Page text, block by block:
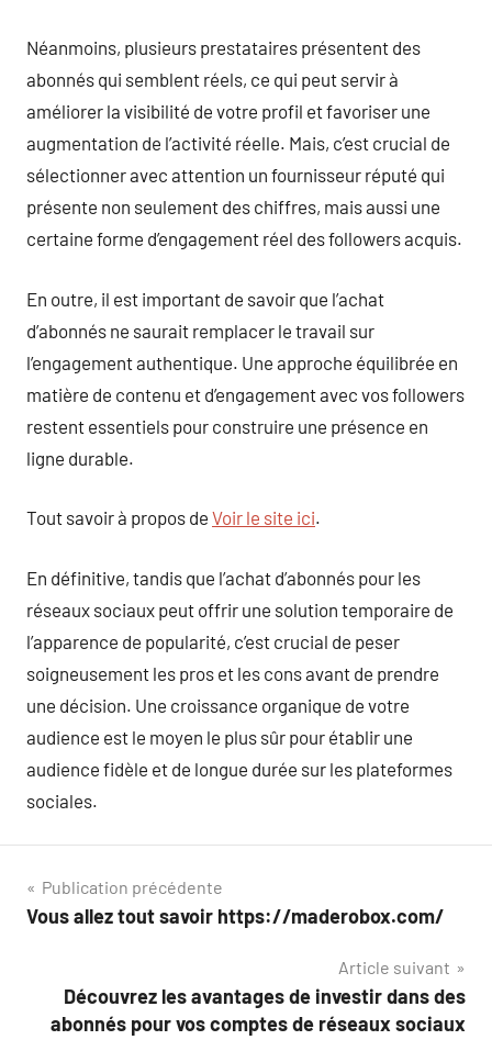
Néanmoins, plusieurs prestataires présentent des
abonnés qui semblent réels, ce qui peut servir à
améliorer la visibilité de votre profil et favoriser une
augmentation de l’activité réelle. Mais, c’est crucial de
sélectionner avec attention un fournisseur réputé qui
présente non seulement des chiffres, mais aussi une
certaine forme d’engagement réel des followers acquis.
En outre, il est important de savoir que l’achat
d’abonnés ne saurait remplacer le travail sur
l’engagement authentique. Une approche équilibrée en
matière de contenu et d’engagement avec vos followers
restent essentiels pour construire une présence en
ligne durable.
Tout savoir à propos de Voir le site ici.
En définitive, tandis que l’achat d’abonnés pour les
réseaux sociaux peut offrir une solution temporaire de
l’apparence de popularité, c’est crucial de peser
soigneusement les pros et les cons avant de prendre
une décision. Une croissance organique de votre
audience est le moyen le plus sûr pour établir une
audience fidèle et de longue durée sur les plateformes
sociales.
Navigation
de
Publication précédente
Vous allez tout savoir https://maderobox.com/
Article suivant
Découvrez les avantages de investir dans des
abonnés pour vos comptes de réseaux sociaux